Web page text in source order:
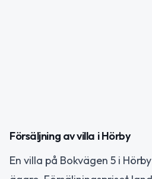
Försäljning av villa i Hörby
En villa på Bokvägen 5 i